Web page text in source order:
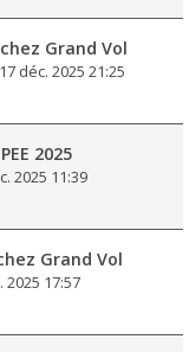
Grand Vol
17 déc. 2025 21:25
2025
2025 11:39
Grand Vol
2025 17:57